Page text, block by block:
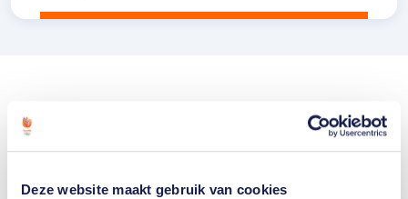
Deze website maakt gebruik van cookies